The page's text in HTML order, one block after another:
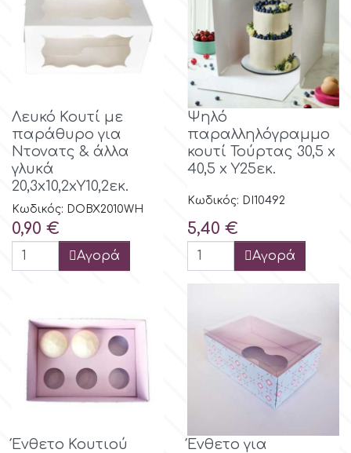
Λευκό Κουτί με
παράθυρο για
Ντονατς & άλλα
γλυκά
20,3x10,2xΥ10,2εκ.
Κωδικός: DOBX2010WH
Τιμή
0,90 €
Αγορά
Ψηλό
παραλληλόγραμμο
κουτί Τούρτας 30,5 x
40,5 x Υ25εκ.
Κωδικός: DI10492
Τιμή
5,40 €
Αγορά
Ένθετο Κουτιού
Ένθετο για